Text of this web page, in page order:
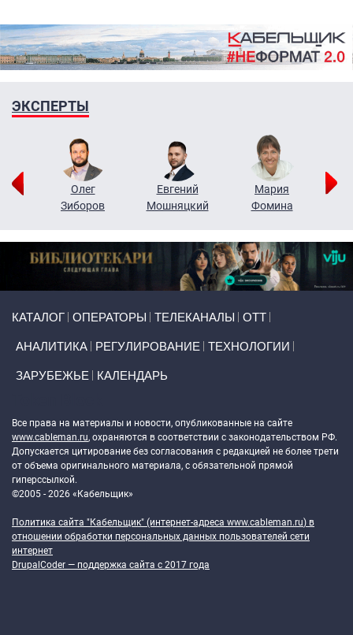
ЭКСПЕРТЫ
Олег
Зиборов
Евгений
Мошняцкий
Мария
Фомина
КАТАЛОГ ОПЕРАТОРЫ ТЕЛЕКАНАЛЫ ОТТ
АНАЛИТИКА РЕГУЛИРОВАНИЕ ТЕХНОЛОГИИ
ЗАРУБЕЖЬЕ КАЛЕНДАРЬ
Все права на материалы и новости, опубликованные на сайте
www.cableman.ru, охраняются в соответствии с законодательством РФ.
Допускается цитирование без согласования с редакцией не более трети
от объема оригинального материала, с обязательной прямой
гиперссылкой.
©2005 - 2026 «Кабельщик»
Политика сайта "Кабельщик" (интернет-адреса www.cableman.ru) в
отношении обработки персональных данных пользователей сети
интернет
DrupalCoder — поддержка сайта c 2017 года